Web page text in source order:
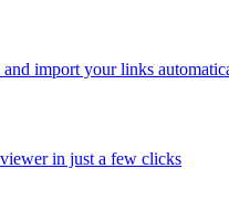
import your links
in just a few clicks